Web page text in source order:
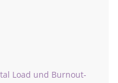
Load und Burnout-